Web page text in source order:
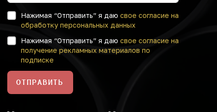
Нажимая “Отправить” я даю свое согласие на
обработку персональных данных
Нажимая “Отправить” я даю свое согласие на
получение рекламных материалов по
подписке
ОТПРАВИТЬ